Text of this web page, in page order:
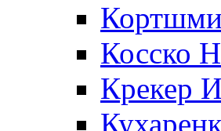
Косско
Крекер